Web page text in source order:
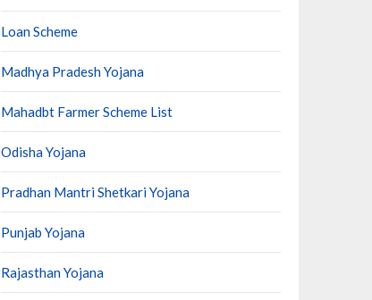
Loan Scheme
Madhya Pradesh Yojana
Mahadbt Farmer Scheme List
Odisha Yojana
Pradhan Mantri Shetkari Yojana
Punjab Yojana
Rajasthan Yojana